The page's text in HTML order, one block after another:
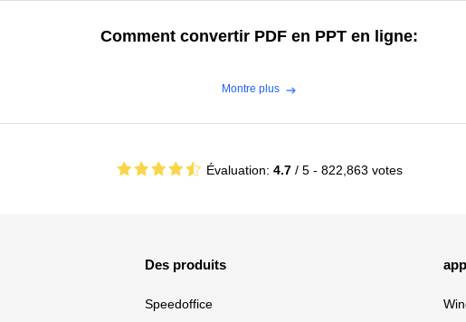
Comment convertir PDF en PPT en ligne:
Montre plus
Évaluation: 4.7/ 5 - 822,863 votes
Des produits
Speedoffice